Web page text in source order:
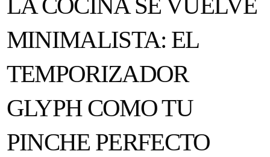
LA COCINA SE VUELVE
MINIMALISTA: EL
TEMPORIZADOR
GLYPH COMO TU
PINCHE PERFECTO